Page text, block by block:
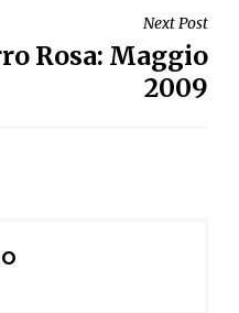
Next Post
Rosa: Maggio
2009